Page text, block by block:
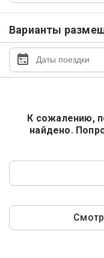
Варианты
К сожалению,
найдено.